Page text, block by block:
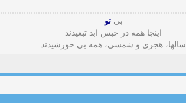
بی تو
اینجا همه در حبس ابد تبعیدند
سالها، هجری و شمسی، همه بی خورشیدند